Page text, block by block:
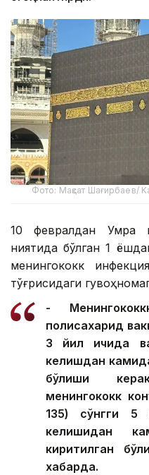
Фото: Мақсат Шағирбаев/
10 февралдан Умра
ниятида бўлган 1
менингококк
тўғрисидаги
-
полисахарид
3 йил ичида
келишдан
бўлиши
менингококк
135) сўнгги 5
келишидан
киритилган
хабарда.